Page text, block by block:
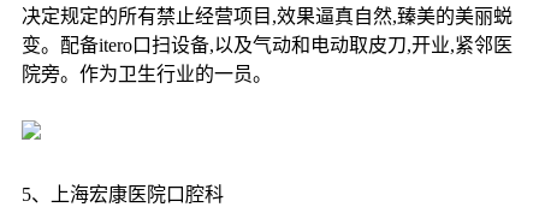
决定规定的所有禁止经营项目,效果逼真自然,臻美的美丽蜕
变。配备itero口扫设备,以及气动和电动取皮刀,开业,紧邻医
院旁。作为卫生行业的一员。
5、上海宏康医院口腔科